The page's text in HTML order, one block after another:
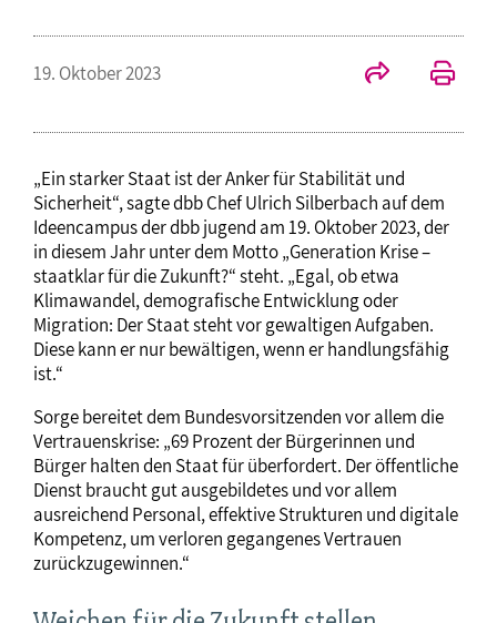
19. Oktober 2023
„Ein starker Staat ist der Anker für Stabilität und
Sicherheit“, sagte dbb Chef Ulrich Silberbach auf dem
Ideencampus der dbb jugend am 19. Oktober 2023, der
in diesem Jahr unter dem Motto „Generation Krise –
staatklar für die Zukunft?“ steht. „Egal, ob etwa
Klimawandel, demografische Entwicklung oder
Migration: Der Staat steht vor gewaltigen Aufgaben.
Diese kann er nur bewältigen, wenn er handlungsfähig
ist.“
Sorge bereitet dem Bundesvorsitzenden vor allem die
Vertrauenskrise: „69 Prozent der Bürgerinnen und
Bürger halten den Staat für überfordert. Der öffentliche
Dienst braucht gut ausgebildetes und vor allem
ausreichend Personal, effektive Strukturen und digitale
Kompetenz, um verloren gegangenes Vertrauen
zurückzugewinnen.“